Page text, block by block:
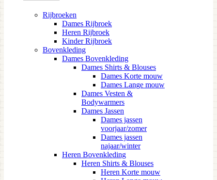
Rijbroeken
Dames Rijbroek
Heren Rijbroek
Kinder Rijbroek
Bovenkleding
Dames Bovenkleding
Dames Shirts & Blouses
Dames Korte mouw
Dames Lange mouw
Dames Vesten &
Bodywarmers
Dames Jassen
Dames jassen
voorjaar/zomer
Dames jassen
najaar/winter
Heren Bovenkleding
Heren Shirts & Blouses
Heren Korte mouw